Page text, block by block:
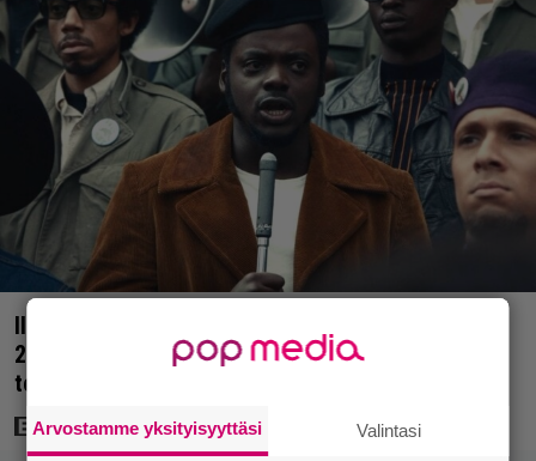
Illalla tv:ssä: Raskas rooli jätti jälkensä – vuoden
2021 tosipohjaisen elokuvan tähti hakeutui
terapiaan
Arvostamme yksityisyyttäsi Valintasi